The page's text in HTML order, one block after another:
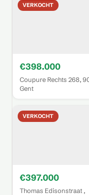
VERKOCHT
€398.000
Coupure Rechts 268,
Gent
VERKOCHT
€397.000
Thomas Edisonstraat ,